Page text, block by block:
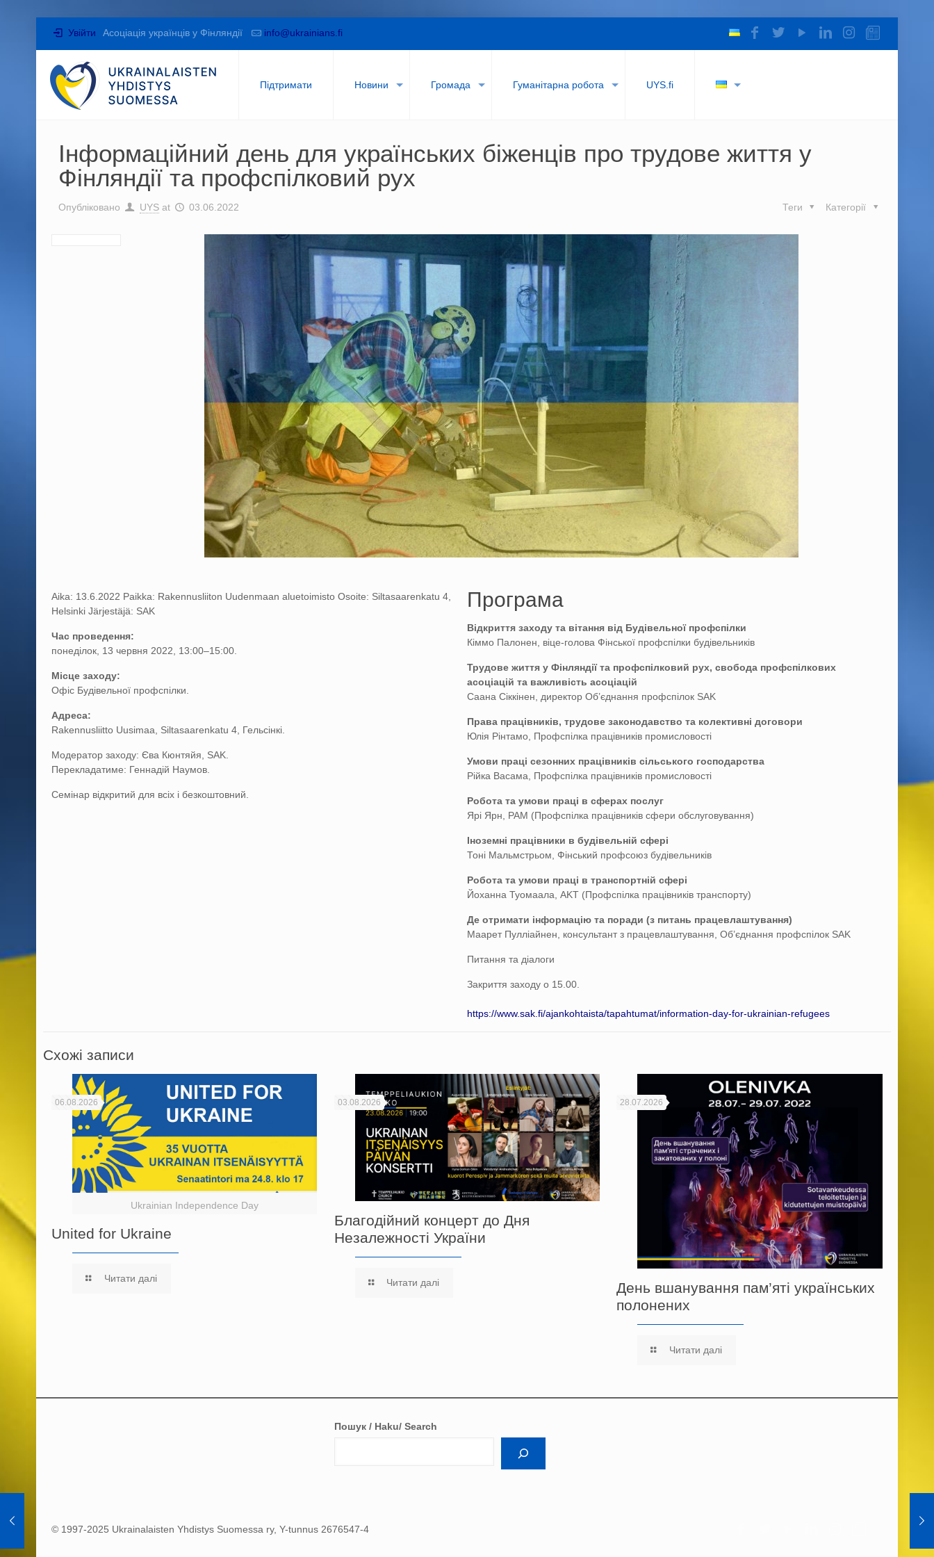
Увійти Асоціація українців у Фінляндії info@ukrainians.fi
Підтримати Новини Громада Гуманітарна робота UYS.fi
Інформаційний день для українських біженців про трудове життя у
Фінляндії та профспілковий рух
Опубліковано UYS at 03.06.2022 Категорії
Теги
Aika: 13.6.2022 Paikka: Rakennusliiton Uudenmaan aluetoimisto Osoite: Siltasaarenkatu 4,
Helsinki Järjestäjä: SAK
Час проведення:
понеділок, 13 червня 2022, 13:00–15:00.
Місце заходу:
Офіс Будівельної профспілки.
Адреса:
Rakennusliitto Uusimaa, Siltasaarenkatu 4, Гельсінкі.
Модератор заходу: Єва Кюнтяйя, SAK.
Перекладатиме: Геннадій Наумов.
Семінар відкритий для всіх і безкоштовний.
Програма
Відкриття заходу та вітання від Будівельної профспілки
Кіммо Палонен, віце-голова Фінської профспілки будівельників
Трудове життя у Фінляндії та профспілковий рух, свобода профспілкових
асоціацій та важливість асоціацій
Саана Сіккінен, директор Об’єднання профспілок SAK
Права працівників, трудове законодавство та колективні договори
Юлія Рінтамо, Профспілка працівників промисловості
Умови праці сезонних працівників сільського господарства
Рійка Васама, Профспілка працівників промисловості
Робота та умови праці в сферах послуг
Ярі Ярн, PAM (Профспілка працівників сфери обслуговування)
Іноземні працівники в будівельній сфері
Тоні Мальмстрьом, Фінський профсоюз будівельників
Робота та умови праці в транспортній сфері
Йоханна Туомаала, AKТ (Профспілка працівників транспорту)
Де отримати інформацію та поради (з питань працевлаштування)
Маарет Пулліайнен, консультант з працевлаштування, Об’єднання профспілок SAK
Питання та діалоги
Закриття заходу о 15.00.
https://www.sak.fi/ajankohtaista/tapahtumat/information-day-for-ukrainian-refugees
Схожі записи
Ukrainian Independence Day
06.08.2026
United for Ukraine
Читати далі
03.08.2026
Благодійний концерт до Дня
Незалежності України
Читати далі
28.07.2026
День вшанування пам’яті українських
полонених
Читати далі
Пошук / Haku/ Search
© 1997-2025 Ukrainalaisten Yhdistys Suomessa ry, Y-tunnus 2676547-4